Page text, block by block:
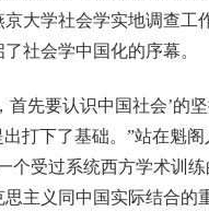
大学社会学实地调查工
社会学中国化的序幕。
首先要认识中国社会’的
出打下了基础。”站在魁
个受过系统西方学术训
主义同中国实际结合的